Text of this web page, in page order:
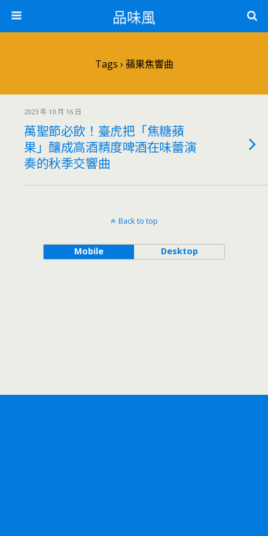
品味風
Tags › 蘋果焦響曲
2023 年 10 月 16 日
萬聖節必飲！臺虎把「焦糖蘋
果」釀成高酒精度啤酒在味蕾演
奏的秋季交響曲
Back to top
Mobile Desktop